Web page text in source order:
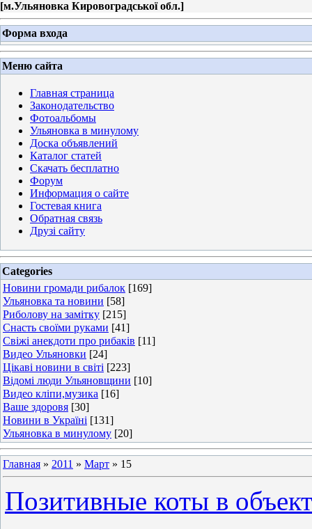
[м.Ульяновка Кировоградської обл.]
Форма входа
Меню сайта
Главная страница
Законодательство
Фотоальбомы
Ульяновка в минулому
Доска объявлений
Каталог статей
Скачать бесплатно
Форум
Информация о сайте
Гостевая книга
Обратная связь
Друзі сайту
Categories
Новини громади рибалок [169]
Ульяновка та новини [58]
Риболову на замітку [215]
Снасть своїми руками [41]
Свіжі анекдоти про рибаків [11]
Видео Ульяновки [24]
Цікаві новини в світі [223]
Відомі люди Ульяновщини [10]
Видео кліпи,музика [16]
Ваше здоровя [30]
Новини в Україні [131]
Ульяновка в минулому [20]
Главная » 2011 » Март » 15
Позитивные коты в